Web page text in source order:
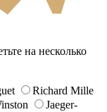
на несколько
Richard Mille
Jaeger-